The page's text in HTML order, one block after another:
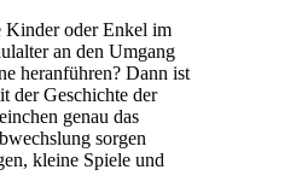
Kinder oder Enkel im
an den Umgang
heranführen? Dann ist
der Geschichte der
genau das
sorgen
kleine Spiele und